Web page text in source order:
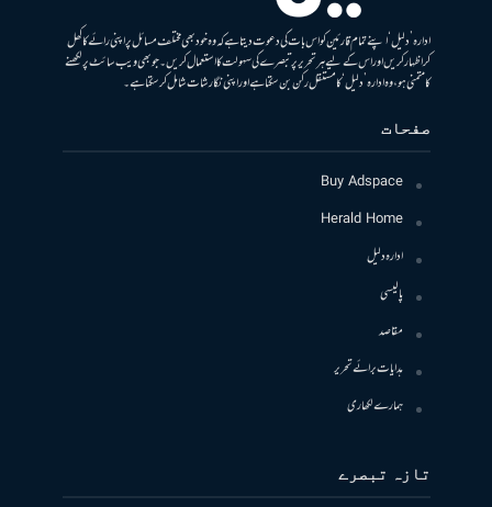
ادارہ ’دلیل‘ اپنے تمام قارئین کو اس بات کی دعوت دیتا ہے کہ وہ خود بھی مختلف مسائل پر اپنی رائے کا کھل
کر اظہار کریں اور اس کے لیے ہر تحریر پر تبصرے کی سہولت کا استعمال کریں۔ جو بھی ویب سائٹ پر لکھنے
کا متمنی ہو، وہ ادارہ ’دلیل‘ کا مستقل رکن بن سکتا ہے اور اپنی نگارشات شامل کرسکتا ہے۔
صفحات
Buy Adspace
Herald Home
ادارہ دلیل
پالیسی
مقاصد
ہدایات برائے تحریر
ہمارے لکھاری
تازہ تبصرے